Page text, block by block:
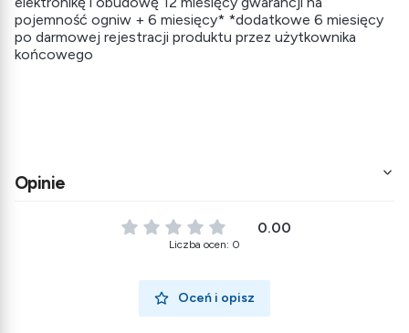
pojemność ogniw + 6 miesięcy* *dodatkowe 6 miesięcy
po darmowej rejestracji produktu przez użytkownika
końcowego
Opinie
0.00
Liczba ocen: 0
Oceń i opisz